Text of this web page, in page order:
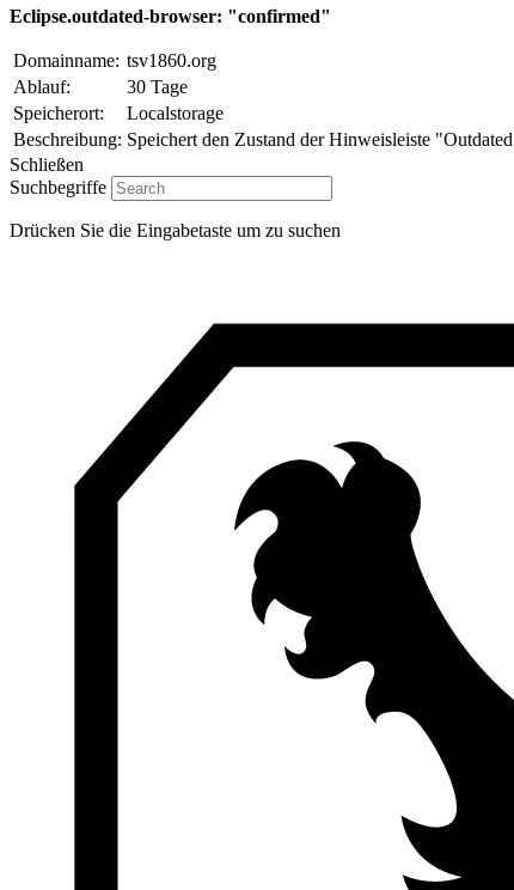
Eclipse.outdated-browser: "confirmed"
Domainname: tsv1860.org
Ablauf:
30 Tage
Speicherort:
Localstorage
Beschreibung: Speichert den Zustand der Hinweisleiste
Schließen
Suchbegriffe
Drücken Sie die Eingabetaste um zu suchen